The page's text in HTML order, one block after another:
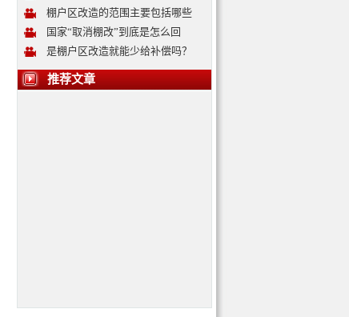
棚户区改造的范围主要包括哪些
国家“取消棚改”到底是怎么回
是棚户区改造就能少给补偿吗？
推荐文章